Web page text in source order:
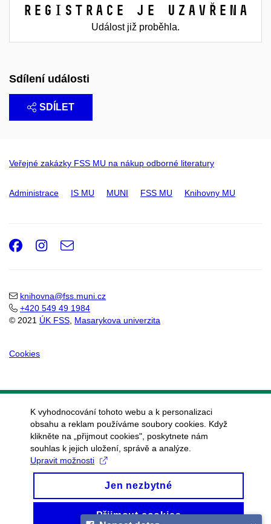
Registrace je uzavřena
Událost již proběhla.
Sdílení události
SDÍLET
Veřejné zakázky FSS MU na nákup odborné literatury
Administrace IS MU MUNI FSS MU Knihovny MU
knihovna@fss.muni.cz
+420 549 49 1984
© 2021 ÚK FSS, Masarykova univerzita
Cookies
Facebook
Instagram
e-
K vyhodnocování tohoto webu a k personalizaci
obsahu a reklam používáme soubory cookies. Když
klikněte na „přijmout cookies", poskytnete nám
souhlas k jejich uložení, správě a analýze.
Upravit možnosti
Jen nezbytné
Přijmout cookies